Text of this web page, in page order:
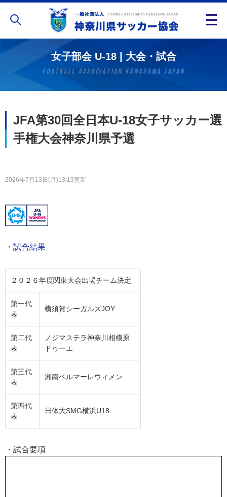
女子部会 U-18 | 大会・試合
JFA第30回全日本U-18女子サッカー選
手権大会神奈川県予選
2026年7月13日(月)13:13更新
・ 試合結果
２０２６年度関東大会出場チーム決定
第一代
表
横須賀シーガルズJOY
第二代
表
ノジマステラ神奈川相模原
ドゥーエ
第三代
表
湘南ベルマーレウィメン
第四代
表
日体大SMG横浜U18
・試合要項